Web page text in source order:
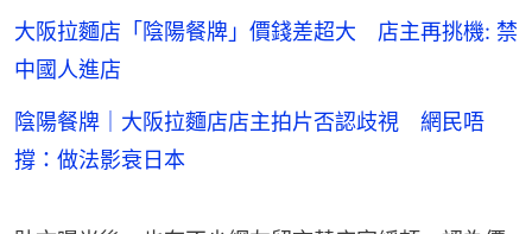
大阪拉麵店「陰陽餐牌」價錢差超大 店主再挑機: 禁
中國人進店
陰陽餐牌｜大阪拉麵店店主拍片否認歧視 網民唔
撐：做法影衰日本